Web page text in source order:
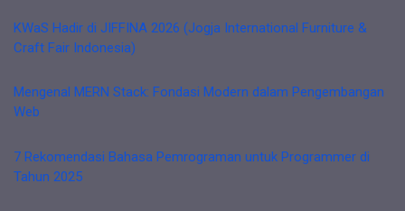
KWaS Hadir di JIFFINA 2026 (Jogja International Furniture &
Craft Fair Indonesia)
Mengenal MERN Stack: Fondasi Modern dalam Pengembangan
Web
7 Rekomendasi Bahasa Pemrograman untuk Programmer di
Tahun 2025